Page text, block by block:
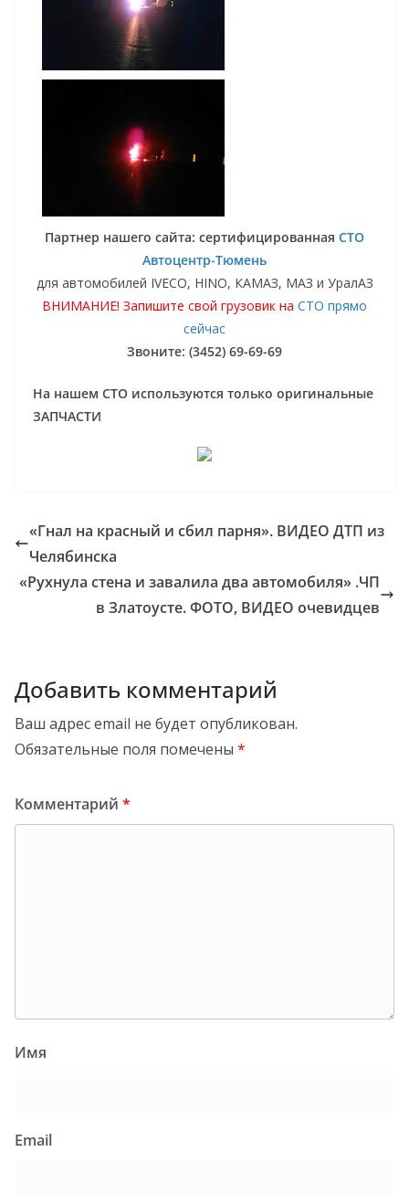
Партнер нашего сайта: сертифицированная СТО
Автоцентр-Тюмень
для автомобилей IVECO, HINO, КАМАЗ, МАЗ и УралАЗ
ВНИМАНИЕ! Запишите свой грузовик на СТО прямо
сейчас
Звоните: (3452) 69-69-69
На нашем СТО используются только оригинальные
ЗАПЧАСТИ
«Гнал на красный и сбил парня». ВИДЕО ДТП из
Челябинска
«Рухнула стена и завалила два автомобиля» .ЧП
в Златоусте. ФОТО, ВИДЕО очевидцев
Добавить комментарий
Ваш адрес email не будет опубликован.
Обязательные поля помечены *
Комментарий *
Имя
Email